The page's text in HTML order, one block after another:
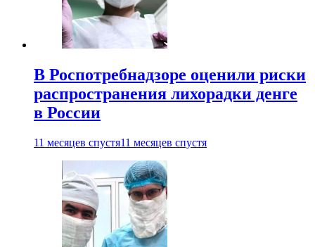
В Роспотребнадзоре оценили риски
распространения лихорадки денге
в России
11 месяцев спустя11 месяцев спустя